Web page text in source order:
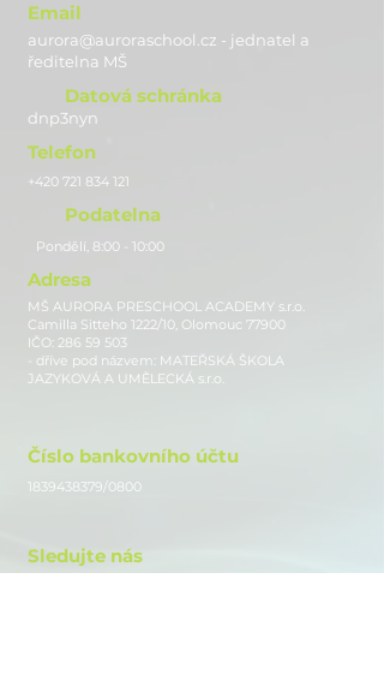
Email
aurora@auroraschool.cz - jednatel a
ředitelna MŠ
Datová schránka
dnp3nyn
Telefon
+420 721 834 121
Podatelna
Pondělí, 8:00 - 10:00
Adresa
MŠ AURORA PRESCHOOL ACADEMY s.r.o.
Camilla Sitteho 1222/10, Olomouc 77900
IČO: 286 59 503
- dříve pod názvem: MATEŘSKÁ ŠKOLA
JAZYKOVÁ A UMĚLECKÁ s.r.o.
Číslo bankovního účtu
1839438379/0800
Sledujte nás